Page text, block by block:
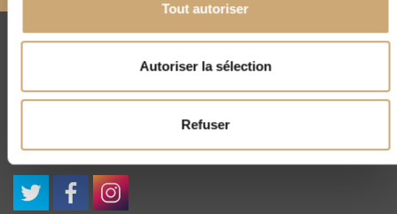
Tout autoriser
Autoriser la sélection
Refuser
CNEP
(+33) 01 45 23 00 56